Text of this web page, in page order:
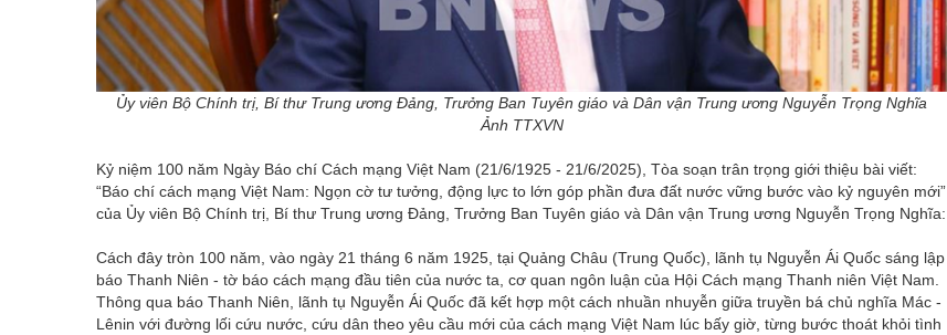
Ủy viên Bộ Chính trị, Bí thư Trung ương Đảng, Trưởng Ban Tuyên giáo và Dân vận Trung ương Nguyễn Trọng Nghĩa
Ảnh TTXVN
Kỷ niệm 100 năm Ngày Báo chí Cách mạng Việt Nam (21/6/1925 - 21/6/2025), Tòa soạn trân trọng giới thiệu bài viết:
“Báo chí cách mạng Việt Nam: Ngọn cờ tư tưởng, động lực to lớn góp phần đưa đất nước vững bước vào kỷ nguyên mới”
của Ủy viên Bộ Chính trị, Bí thư Trung ương Đảng, Trưởng Ban Tuyên giáo và Dân vận Trung ương Nguyễn Trọng Nghĩa:
Cách đây tròn 100 năm, vào ngày 21 tháng 6 năm 1925, tại Quảng Châu (Trung Quốc), lãnh tụ Nguyễn Ái Quốc sáng lập
báo Thanh Niên - tờ báo cách mạng đầu tiên của nước ta, cơ quan ngôn luận của Hội Cách mạng Thanh niên Việt Nam.
Thông qua báo Thanh Niên, lãnh tụ Nguyễn Ái Quốc đã kết hợp một cách nhuần nhuyễn giữa truyền bá chủ nghĩa Mác -
Lênin với đường lối cứu nước, cứu dân theo yêu cầu mới của cách mạng Việt Nam lúc bấy giờ, từng bước thoát khỏi tình